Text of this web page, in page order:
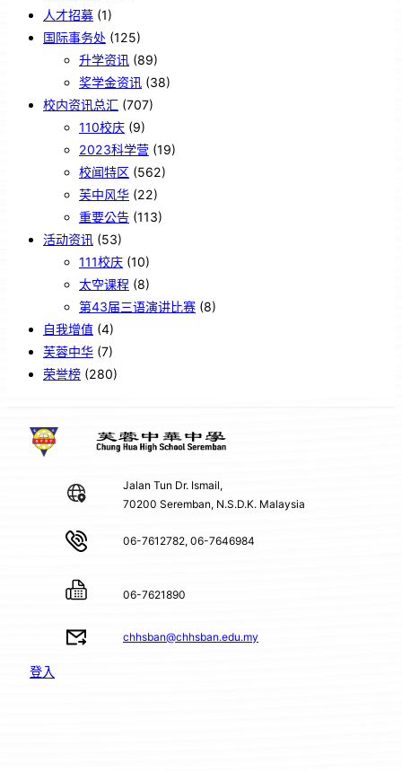
人才招募 (1)
国际事务处 (125)
升学资讯 (89)
奖学金资讯 (38)
校内资讯总汇 (707)
110校庆 (9)
2023科学营 (19)
校闻特区 (562)
芙中风华 (22)
重要公告 (113)
活动资讯 (53)
111校庆 (10)
太空课程 (8)
第43届三语演讲比赛 (8)
自我增值 (4)
芙蓉中华 (7)
荣誉榜 (280)
Jalan Tun Dr. Ismail,
70200 Seremban, N.S.D.K. Malaysia
06-7612782, 06-7646984
06-7621890
chhsban@chhsban.edu.my
登入